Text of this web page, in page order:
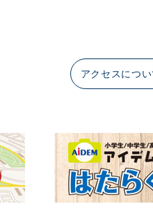
アクセスにつ